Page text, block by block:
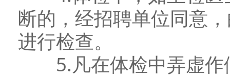
断的，经招聘单位同意
进行检查。
5.凡在体检中弄虚作